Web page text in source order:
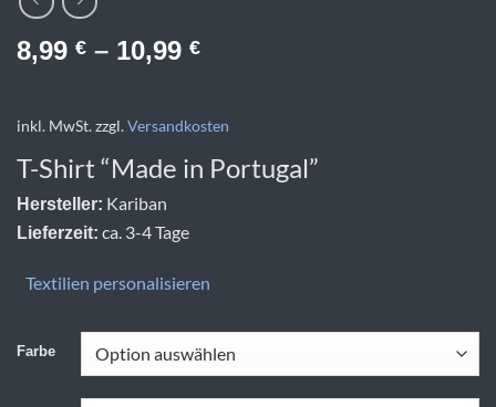
8,99 € – 10,99 €
inkl. MwSt.zzgl.Versandkosten
T-Shirt “Made in Portugal”
Hersteller: Kariban
Lieferzeit: ca. 3-4 Tage
Textilien personalisieren
Farbe